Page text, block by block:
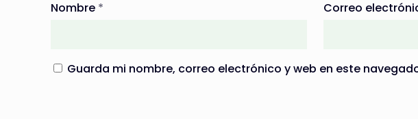
Nombre * Correo
Guarda mi nombre, correo electrónico y web en este